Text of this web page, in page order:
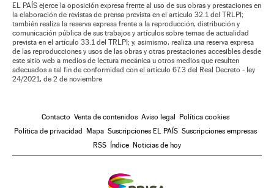
EL PAÍS ejerce la oposición expresa frente al uso de sus obras y prestaciones en
la elaboración de revistas de prensa prevista en el artículo 32.1 del TRLPI;
también realiza la reserva expresa frente a la reproducción, distribución y
comunicación pública de sus trabajos y artículos sobre temas de actualidad
prevista en el artículo 33.1 del TRLPI; y, asimismo, realiza una reserva expresa
de las reproducciones y usos de las obras y otras prestaciones accesibles desde
este sitio web a medios de lectura mecánica u otros medios que resulten
adecuados a tal fin de conformidad con el artículo 67.3 del Real Decreto - ley
24/2021, de 2 de noviembre
Contacto Venta de contenidos Aviso legal Política cookies
Política de privacidad Mapa Suscripciones EL PAÍS Suscripciones empresas
RSS Índice Noticias de hoy